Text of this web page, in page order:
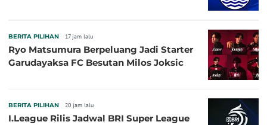
BERITA PILIHAN 17 jam lalu
Ryo Matsumura Berpeluang Jadi Starter
Garudayaksa FC Besutan Milos Joksic
BERITA PILIHAN 20 jam lalu
I.League Rilis Jadwal BRI Super League